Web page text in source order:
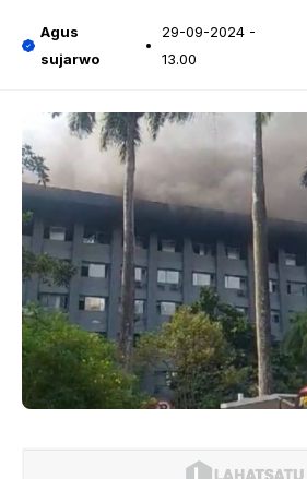
Agus
sujarwo
29-09-2024 -
13.00